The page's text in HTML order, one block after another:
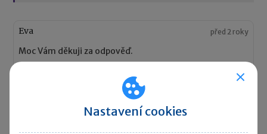
Eva před 2 roky
Moc Vám děkuji za odpověď.
Nastavení cookies